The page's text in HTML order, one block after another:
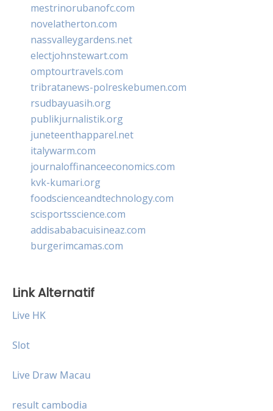
mestrinorubanofc.com
novelatherton.com
nassvalleygardens.net
electjohnstewart.com
omptourtravels.com
tribratanews-polreskebumen.com
rsudbayuasih.org
publikjurnalistik.org
juneteenthapparel.net
italywarm.com
journaloffinanceeconomics.com
kvk-kumari.org
foodscienceandtechnology.com
scisportsscience.com
addisababacuisineaz.com
burgerimcamas.com
Link Alternatif
Live HK
Slot
Live Draw Macau
result cambodia